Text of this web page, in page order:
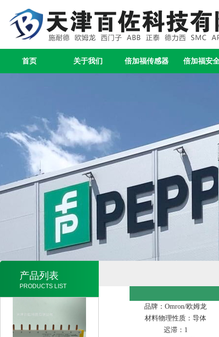
首页 关于我们 倍加福传感器 倍加福安
产品列表
PRODUCTS LIST
品牌：Omron/欧姆龙
材料物理性质：导体
迟滞：1